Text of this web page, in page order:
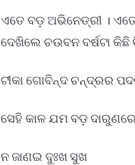
ଏତେ ବଡ଼ ଅଭିନେତ୍ରୀ ।
ଦେଖିଲେ ଚଉବନ ବର୍ଷଟା
ଟୀକା ଗୋବିନ୍ଦ ଚନ୍ଦ୍ରର
ସେହି କାଳ ଯମ ବଡ଼ ଦାରୁଣରେ
ନ ଜାଣଇ ଦୁଃଖ ସୁଖ